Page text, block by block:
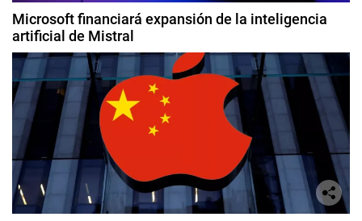
Microsoft financiará expansión de la inteligencia
artificial de Mistral